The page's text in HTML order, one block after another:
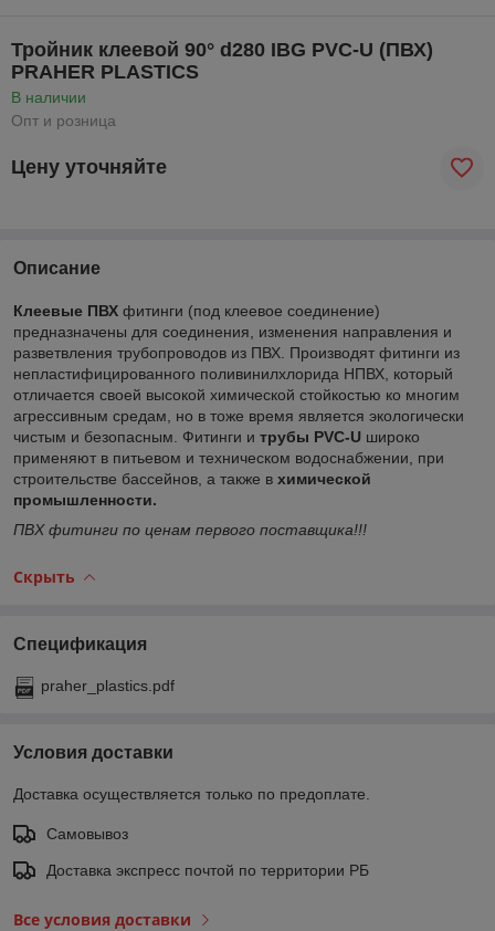
Тройник клеевой 90° d280 IBG PVC-U (ПВХ)
PRAHER PLASTICS
В наличии
Опт и розница
Цену уточняйте
Описание
Клеевые ПВХ фитинги (под клеевое соединение)
предназначены для соединения, изменения направления и
разветвления трубопроводов из ПВХ. Производят фитинги из
непластифицированного поливинилхлорида НПВХ, который
отличается своей высокой химической стойкостью ко многим
агрессивным средам, но в тоже время является экологически
чистым и безопасным. Фитинги и трубы PVC-U широко
применяют в питьевом и техническом водоснабжении, при
строительстве бассейнов, а также в химической
промышленности.
ПВХ фитинги по ценам первого поставщика!!!
Скрыть
Спецификация
praher_plastics.pdf
Условия доставки
Доставка осуществляется только по предоплате.
Самовывоз
Доставка экспресс почтой по территории РБ
Все условия доставки